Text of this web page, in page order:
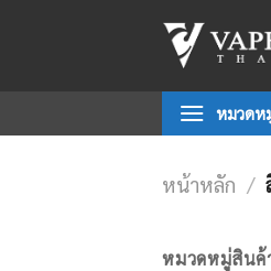
หมวดห
หน้าหลัก /
หมวดหมู่สินค้